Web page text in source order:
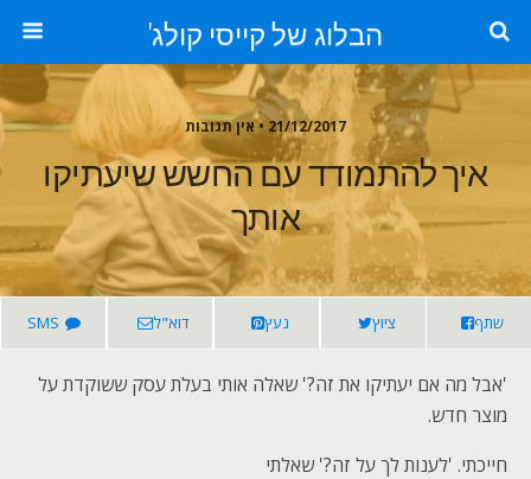
הבלוג של קייסי קולג'
21/12/2017 • אין תגובות
איך להתמודד עם החשש שיעתיקו
אותך
שתף ציוץ נעץ דוא"ל SMS
'אבל מה אם יעתיקו את זה?' שאלה אותי בעלת עסק ששוקדת על
מוצר חדש.
חייכתי. 'לענות לך על זה?' שאלתי